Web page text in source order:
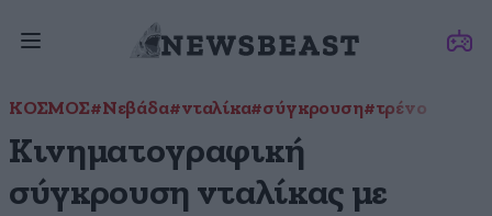
ΚΟΣΜΟΣ#Νεβάδα#νταλίκα#σύγκρουση#τρένο
Κινηματογραφική
σύγκρουση νταλίκας με